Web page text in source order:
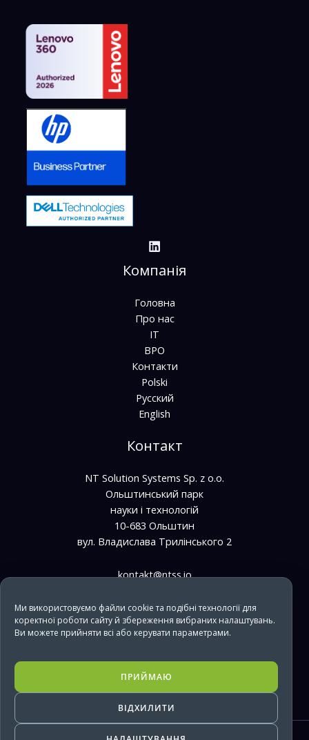
Ми використовуємо файли cookie та подібні технології для
коректної роботи сайту й збереження вибраних налаштувань.
Ви можете прийняти всі або керувати параметрами.
ПРИЙМАЮ
ВІДХИЛИТИ
Компанія
Головна
Про нас
ІТ
BPO
Контакти
Polski
Русский
English
Контакт
NT Solution Systems Sp. z o.o.
Ольштинський парк
науки і технологій
10-683 Ольштин
вул. Владислава Трилінського 2
kontakt@ntss.io
bpo@ntss.io
+48 733 669 610
+48 733 669 850